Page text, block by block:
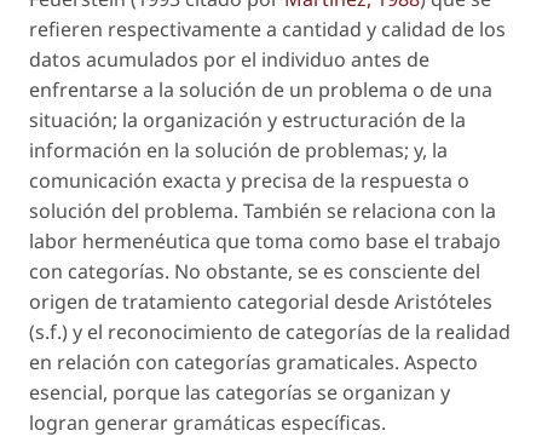
refieren respectivamente a cantidad y calidad de los
datos acumulados por el individuo antes de
enfrentarse a la solución de un problema o de una
situación; la organización y estructuración de la
información en la solución de problemas; y, la
comunicación exacta y precisa de la respuesta o
solución del problema. También se relaciona con la
labor hermenéutica que toma como base el trabajo
con categorías. No obstante, se es consciente del
origen de tratamiento categorial desde Aristóteles
(s.f.) y el reconocimiento de categorías de la realidad
en relación con categorías gramaticales. Aspecto
esencial, porque las categorías se organizan y
logran generar gramáticas específicas.